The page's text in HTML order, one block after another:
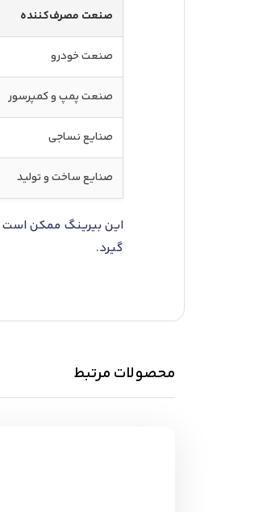
صنعت مصرف‌کننده
صنعت خودرو
صنعت پمپ و کمپرسور
صنایع نساجی
صنایع ساخت و تولید
این بیرینگ ممکن است
گیرد.
محصولات مرتبط